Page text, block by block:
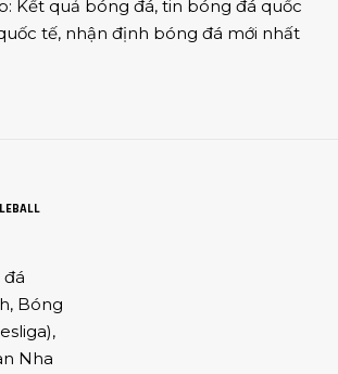
: Kết quả bóng đá, tin bóng đá quốc
tế, nhận định bóng đá mới nhất
, Bóng
),
Nha